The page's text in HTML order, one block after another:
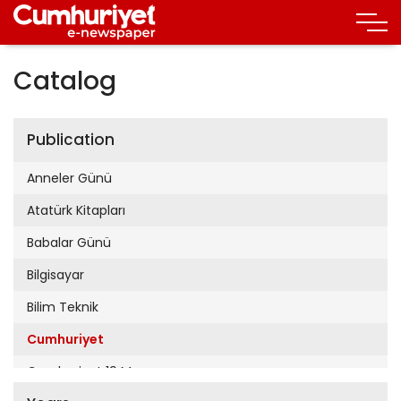
Catalog
Publication
Anneler Günü
Atatürk Kitapları
Babalar Günü
Bilgisayar
Bilim Teknik
Cumhuriyet
Cumhuriyet 19 Mayıs